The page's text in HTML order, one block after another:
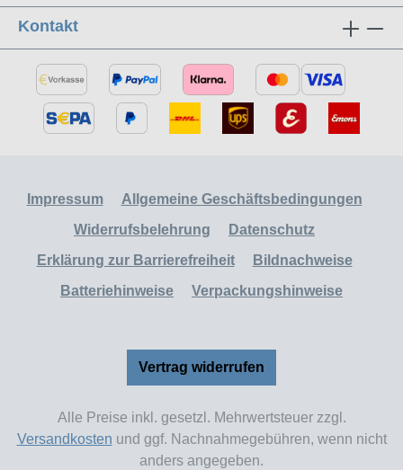
Kontakt
Impressum
Allgemeine Geschäftsbedingungen
Widerrufsbelehrung
Datenschutz
Erklärung zur Barrierefreiheit
Bildnachweise
Batteriehinweise
Verpackungshinweise
Vertrag widerrufen
Alle Preise inkl. gesetzl. Mehrwertsteuer zzgl.
Versandkosten und ggf. Nachnahmegebühren, wenn nicht
anders angegeben.